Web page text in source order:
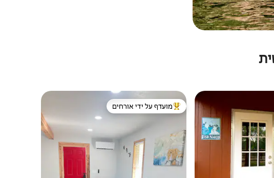
מוביל בקרב נכסים מועדפים על ידי אורחים
מועדף על ידי אורחים